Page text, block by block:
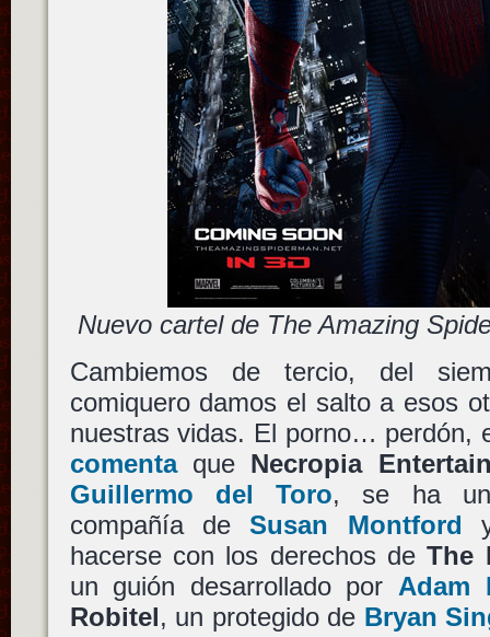
Nuevo cartel de The Amazing
Cambiemos de tercio, del
comiquero damos el salto a esos
nuestras vidas. El porno… perdón,
comentaque Necropia
Guillermo del Toro, se ha
compañía deSusan Montford
hacerse con los derechos deThe
un guión desarrollado por Adam
Robitel, un protegido de Bryan